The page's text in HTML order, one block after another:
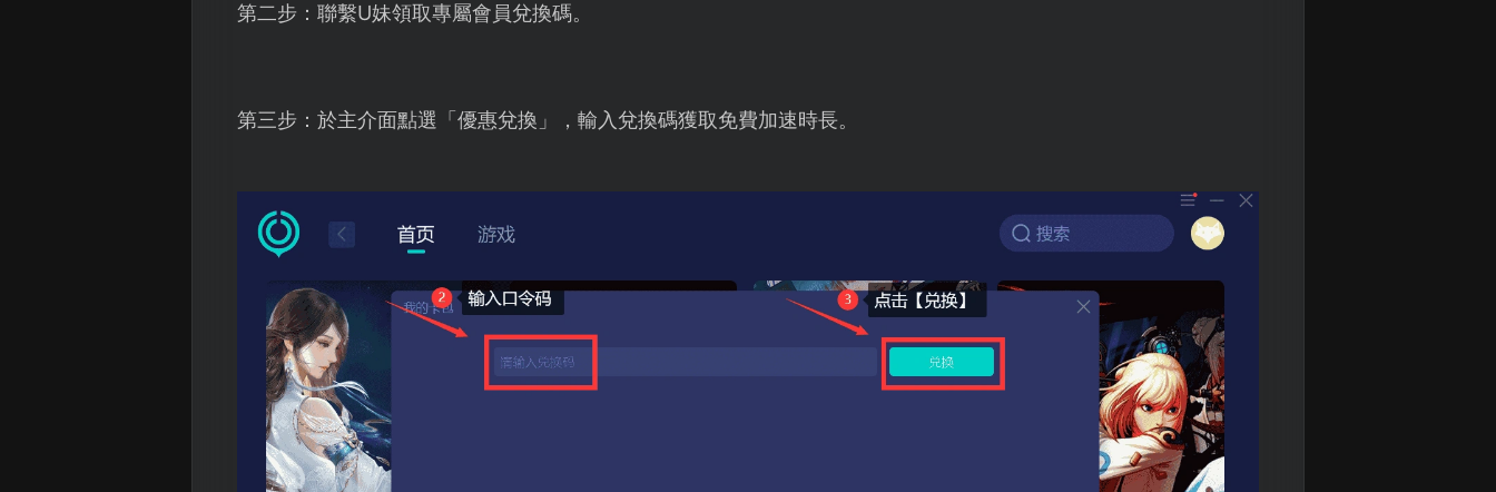
第二步：聯繫U妹領取專屬會員兌換碼。
第三步：於主介面點選「優惠兌換」，輸入兌換碼獲取免費加速時長。